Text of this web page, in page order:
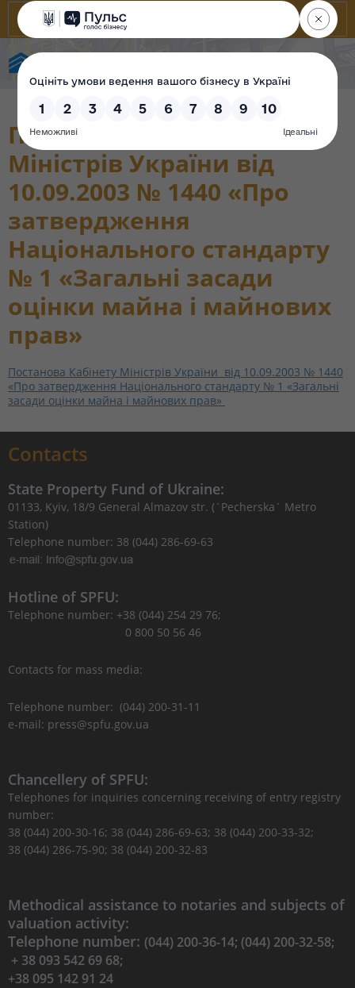
Постанова Кабінету
Міністрів України від
10.09.2003 № 1440 «Про
затвердження
Національного стандарту
№ 1 «Загальні засади
оцінки майна і майнових
прав»
Постанова Кабінету Міністрів України від 10.09.2003 № 1440
«Про затвердження Національного стандарту № 1 «Загальні
засади оцінки майна і майнових прав»
Contacts
State Property Fund of Ukraine:
01133, Kyiv, 18/9 General Almazov str. (`Pecherska` Metro
Station)
Telephone number: 38 (044) 286-69-63
Hotline of SPFU:
Telephone number: +38 (044) 254 29 76;
0 800 50 56 46
Contacts for mass media:
Telephone number: (044) 200-31-11
e-mail: press@spfu.gov.ua
Chancellery of SPFU:
Telephones for inquiries concerning receiving of entry registry
number:
38 (044) 200-30-16; 38 (044) 286-69-63; 38 (044) 200-33-32;
38 (044) 286-75-90; 38 (044) 200-32-83
Methodical assistance to notaries and subjects of
valuation activity:
Telephone number: (044) 200-36-14; (044) 200-32-58;
+ 38 093 542 69 68;
+38 095 142 91 24